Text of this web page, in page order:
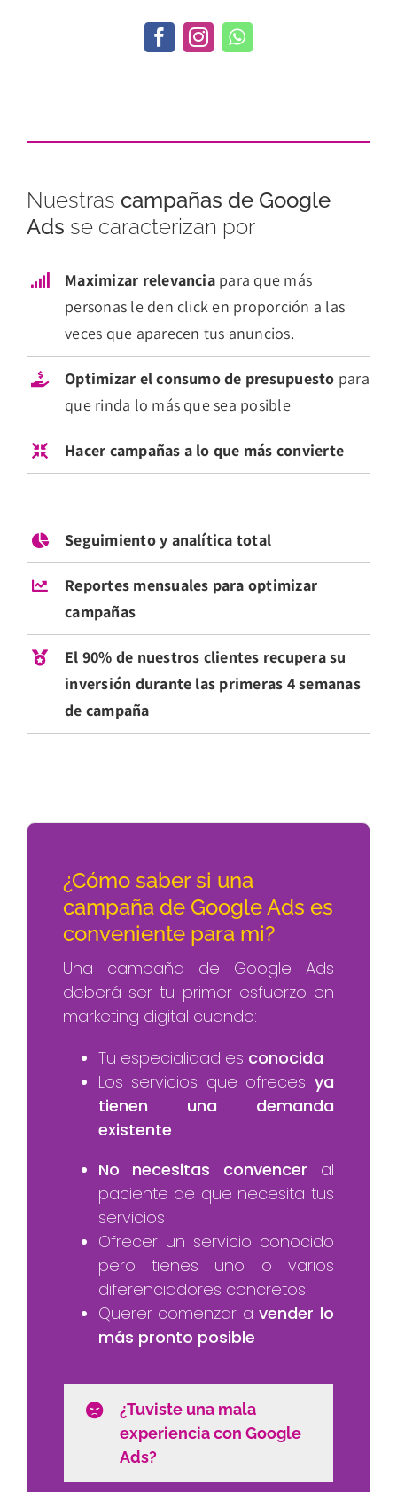
Nuestras campañas de Google
Ads se caracterizan por
Maximizar relevancia para que más
personas le den click en proporción a las
veces que aparecen tus anuncios.
Optimizar el consumo de presupuesto para
que rinda lo más que sea posible
Hacer campañas a lo que más convierte
Seguimiento y analítica total
Reportes mensuales para optimizar
campañas
El 90% de nuestros clientes recupera su
inversión durante las primeras 4 semanas
de campaña
¿Cómo saber si una
campaña de Google Ads es
conveniente para mi?
Una campaña de Google Ads
deberá ser tu primer esfuerzo en
marketing digital cuando:
Tu especialidad es conocida
Los servicios que ofreces ya
tienen una demanda
existente
No necesitas convencer al
paciente de que necesita tus
servicios
Ofrecer un servicio conocido
pero tienes uno o varios
diferenciadores concretos.
Querer comenzar a vender lo
más pronto posible
¿Tuviste una mala
experiencia con Google
Ads?